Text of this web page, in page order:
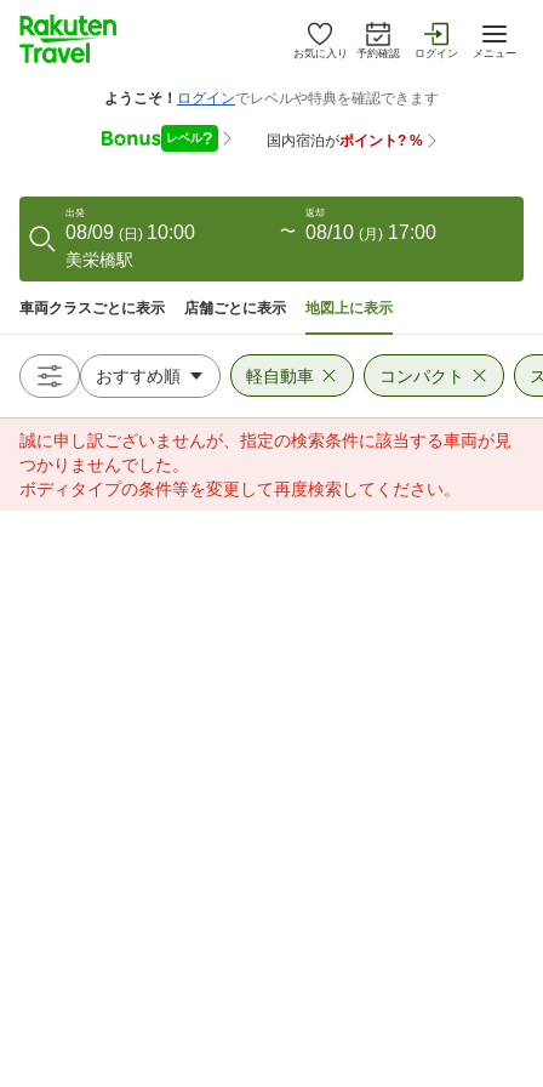
お気に入り 予約確認 ログイン メニュー
出発
08/09 (日) 10:00 〜
返却
08/10 (月 ) 17:00
美栄橋駅
車両クラスごとに表示 店舗ごとに表示 地図上に表示
軽自動車 コンパクト
誠に申し訳ございませんが、指定の検索条件に該当する車両が見
つかりませんでした。
ボディタイプの条件等を変更して再度検索してください。